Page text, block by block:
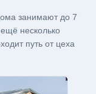
занимают до 7
несколько
путь от цеха